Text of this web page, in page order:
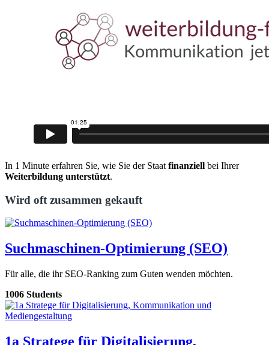
In 1 Minute erfahren Sie, wie Sie der Staat finanziell bei Ihrer
Weiterbildung unterstützt.
Wird oft zusammen gekauft
Suchmaschinen-Optimierung (SEO)
Für alle, die ihr SEO-Ranking zum Guten wenden möchten.
1006 Students
1a Stratege für Digitalisierung,